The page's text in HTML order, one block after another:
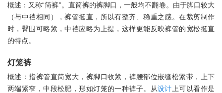
概述：又称“筒裤”。直筒裤的裤脚口，一般均不翻卷。由于脚口较大
（与中裆相同），裤管挺直，所以有整齐、稳重之感。在裁剪制作
时，臀围可略紧，中裆应略为上提，这样更能反映裤管的宽松挺直
的特点。
灯笼裤
概述：指裤管直筒宽大，裤脚口收紧，裤腰部位嵌缝松紧带，上下
两端紧窄，中段松肥，形如灯笼的一种裤子。从设计 上可以看作是